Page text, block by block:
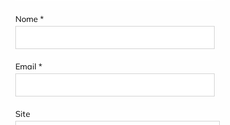
Nome *
Email *
Site